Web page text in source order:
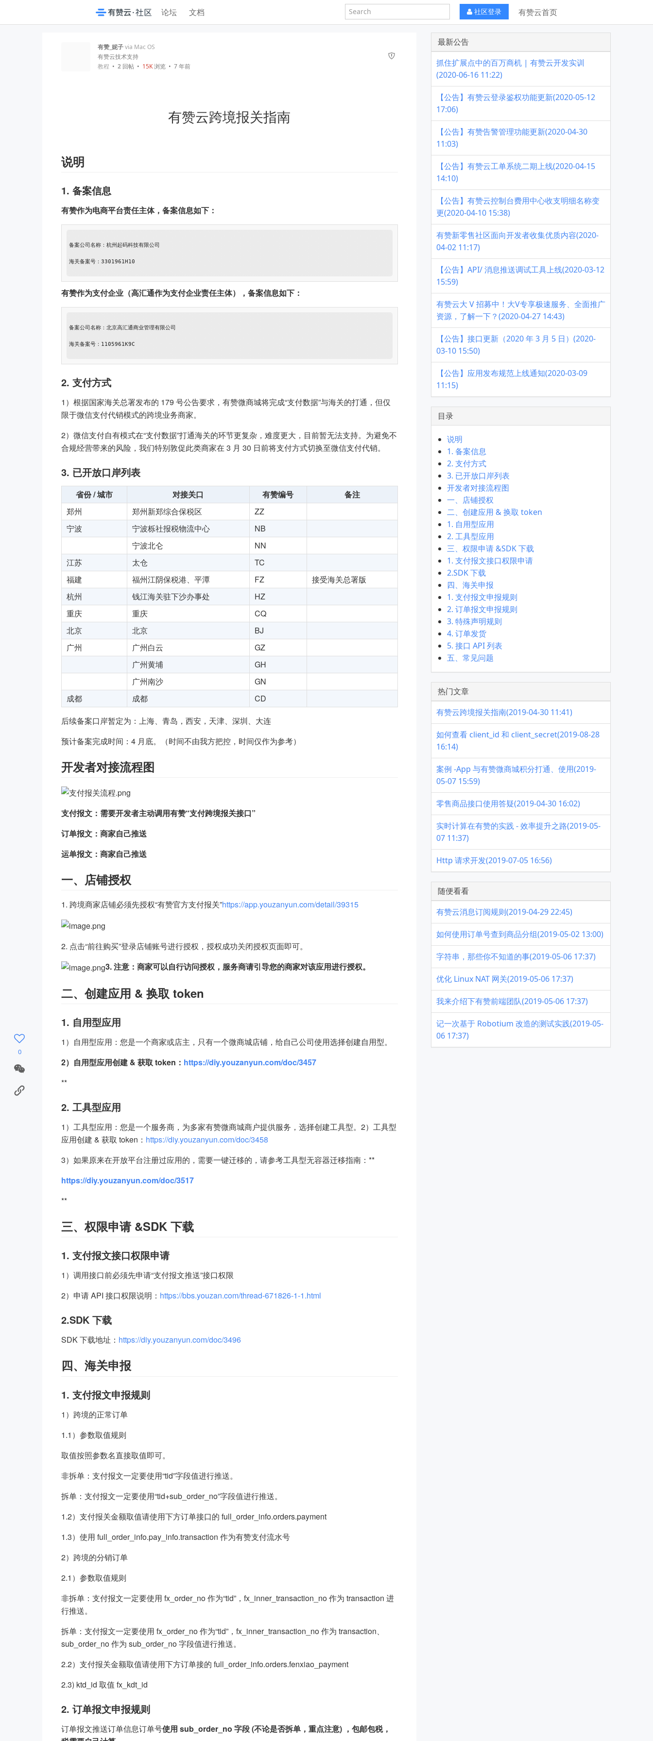
论坛 文档 有赞云首页
社区登录
有赞_妮子 via Mac OS
有赞云技术支持
教程 • 2回帖• 15K浏览 • 7 年前
有赞云跨境报关指南
说明
1. 备案信息
有赞作为电商平台责任主体，备案信息如下：
备案公司名称：杭州起码科技有限公司
海关备案号：3301961H10
有赞作为支付企业（高汇通作为支付企业责任主体），备案信息如下：
备案公司名称：北京高汇通商业管理有限公司
海关备案号：1105961K9C
2. 支付方式
1）根据国家海关总署发布的 179 号公告要求，有赞微商城将完成“支付数据”与海关的打通，但仅
限于微信支付代销模式的跨境业务商家。
2）微信支付自有模式在“支付数据”打通海关的环节更复杂，难度更大，目前暂无法支持。为避免不
合规经营带来的风险，我们特别敦促此类商家在 3 月 30 日前将支付方式切换至微信支付代销。
3. 已开放口岸列表
省份 / 城市 对接关口 有赞编号
备注
郑州
郑州新郑综合保税区
ZZ
宁波
宁波栎社报税物流中心
NB
宁波北仑
NN
江苏
太仓
TC
福建
福州江阴保税港、平潭 FZ
接受海关总署版
杭州
钱江海关驻下沙办事处
HZ
重庆
重庆
CQ
北京
北京
BJ
广州
广州白云
GZ
广州黄埔
GH
广州南沙
GN
成都
成都
CD
后续备案口岸暂定为：上海、青岛，西安，天津、深圳、大连
预计备案完成时间：4 月底。（时间不由我方把控，时间仅作为参考）
开发者对接流程图
支付报文：需要开发者主动调用有赞“支付跨境报关接口”
订单报文：商家自己推送
运单报文：商家自己推送
一、店铺授权
1. 跨境商家店铺必须先授权“有赞官方支付报关”https://app.youzanyun.com/detail/39315
2. 点击“前往购买”登录店铺账号进行授权，授权成功关闭授权页面即可。
3. 注意：商家可以自行访问授权，服务商请引导您的商家对该应用进行授权。
二、创建应用 & 换取 token
1. 自用型应用
1）自用型应用：您是一个商家或店主，只有一个微商城店铺，给自己公司使用选择创建自用型。
2）自用型应用创建 & 获取 token： https://diy.youzanyun.com/doc/3457
**
2. 工具型应用
1）工具型应用：您是一个服务商，为多家有赞微商城商户提供服务，选择创建工具型。2）工具型
应用创建 & 获取 token： https://diy.youzanyun.com/doc/3458
3）如果原来在开放平台注册过应用的，需要一键迁移的，请参考工具型无容器迁移指南：**
https://diy.youzanyun.com/doc/3517
**
三、权限申请 &SDK 下载
1. 支付报文接口权限申请
1）调用接口前必须先申请“支付报文推送”接口权限
2）申请 API 接口权限说明： https://bbs.youzan.com/thread-671826-1-1.html
2.SDK 下载
SDK 下载地址： https://diy.youzanyun.com/doc/3496
四、海关申报
1. 支付报文申报规则
1）跨境的正常订单
1.1）参数取值规则
取值按照参数名直接取值即可。
非拆单：支付报文一定要使用“tid”字段值进行推送。
拆单：支付报文一定要使用“tid+sub_order_no”字段值进行推送。
1.2）支付报关金额取值请使用下方订单接口的 full_order_info.orders.payment
1.3）使用 full_order_info.pay_info.transaction 作为有赞支付流水号
2）跨境的分销订单
2.1）参数取值规则
非拆单：支付报文一定要使用 fx_order_no 作为“tid”，fx_inner_transaction_no 作为 transaction 进
行推送。
拆单：支付报文一定要使用 fx_order_no 作为“tid”，fx_inner_transaction_no 作为 transaction、
sub_order_no 作为 sub_order_no 字段值进行推送。
2.2）支付报关金额取值请使用下方订单接的 full_order_info.orders.fenxiao_payment
2.3) ktd_id 取值 fx_kdt_id
2. 订单报文申报规则
订单报文推送订单信息订单号使用 sub_order_no 字段 (不论是否拆单，重点注意) ，包邮包税，
0
最新公告
抓住扩展点中的百万商机 | 有赞云开发实训
(2020-06-16 11:22)
【公告】有赞云登录鉴权功能更新(2020-05-12
17:06)
【公告】有赞告警管理功能更新(2020-04-30
11:03)
【公告】有赞云工单系统二期上线(2020-04-15
14:10)
【公告】有赞云控制台费用中心收支明细名称变
更(2020-04-10 15:38)
有赞新零售社区面向开发者收集优质内容(2020-
04-02 11:17)
【公告】API/ 消息推送调试工具上线(2020-03-12
15:59)
有赞云大 V 招募中！大V专享极速服务、全面推广
资源，了解一下？(2020-04-27 14:43)
【公告】接口更新（2020 年 3 月 5 日）(2020-
03-10 15:50)
【公告】应用发布规范上线通知(2020-03-09
11:15)
目录
说明
1. 备案信息
2. 支付方式
3. 已开放口岸列表
开发者对接流程图
一、店铺授权
二、创建应用 & 换取 token
1. 自用型应用
2. 工具型应用
三、权限申请 &SDK 下载
1. 支付报文接口权限申请
2.SDK 下载
四、海关申报
1. 支付报文申报规则
2. 订单报文申报规则
3. 特殊声明规则
4. 订单发货
5. 接口 API 列表
五、常见问题
热门文章
有赞云跨境报关指南(2019-04-30 11:41)
如何查看 client_id 和 client_secret(2019-08-28
16:14)
案例 -App 与有赞微商城积分打通、使用(2019-
05-07 15:59)
零售商品接口使用答疑(2019-04-30 16:02)
实时计算在有赞的实践 - 效率提升之路(2019-05-
07 11:37)
Http 请求开发(2019-07-05 16:56)
随便看看
有赞云消息订阅规则(2019-04-29 22:45)
如何使用订单号查到商品分组(2019-05-02 13:00)
字符串，那些你不知道的事(2019-05-06 17:37)
优化 Linux NAT 网关(2019-05-06 17:37)
我来介绍下有赞前端团队(2019-05-06 17:37)
记一次基于 Robotium 改造的测试实践(2019-05-
06 17:37)